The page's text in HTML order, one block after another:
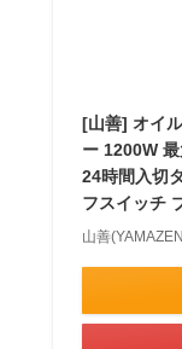
[山善] オイ
ー 1200W
24時間入切
フスイッチ
山善